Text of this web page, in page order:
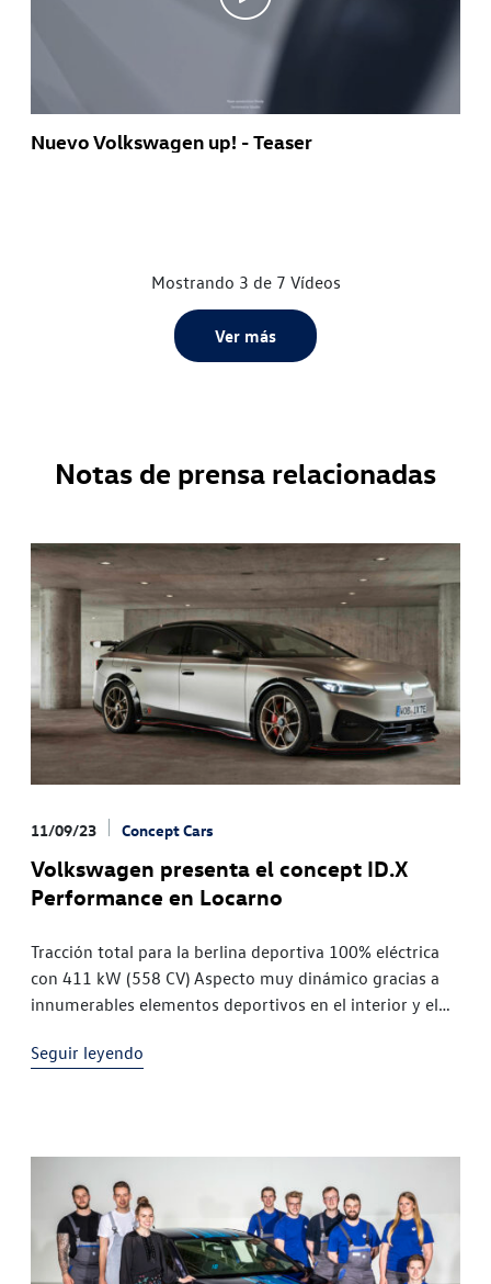
Nuevo Volkswagen up! - Teaser
Mostrando 3 de 7 Vídeos
Ver más
Notas de prensa relacionadas
11/09/23 Concept Cars
Volkswagen presenta el concept ID.X
Performance en Locarno
Tracción total para la berlina deportiva 100% eléctrica
con 411 kW (558 CV) Aspecto muy dinámico gracias a
innumerables elementos deportivos en el interior y el
Seguir leyendo